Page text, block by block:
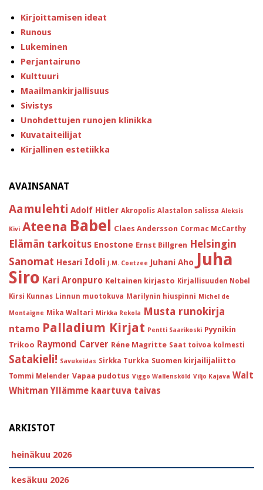
Kirjoittamisen ideat
Runous
Lukeminen
Perjantairuno
Kulttuuri
Maailmankirjallisuus
Sivistys
Unohdettujen runojen klinikka
Kuvataiteilijat
Kirjallinen estetiikka
AVAINSANAT
Aamulehti Adolf Hitler Akropolis Alastalon salissa Aleksis
Kivi Ateena Babel Claes Andersson Cormac McCarthy
Elämän tarkoitus Enostone Ernst Billgren Helsingin
Sanomat Hesari Idoli J.M. Coetzee Juhani Aho Juha
Siro Kari Aronpuro Keltainen kirjasto Kirjallisuuden Nobel
Kirsi Kunnas Linnun muotokuva Marilynin hiuspinni Michel de
Montaigne Mika Waltari Mirkka Rekola Musta runokirja
ntamo Palladium Kirjat Pentti Saarikoski Pyynikin
Trikoo Raymond Carver Réne Magritte Saat toivoa kolmesti
Satakieli! Savukeidas Sirkka Turkka Suomen kirjailijaliitto
Tommi Melender Vapaa pudotus Viggo Wallensköld Viljo Kajava Walt
Whitman Yllämme kaartuva taivas
ARKISTOT
heinäkuu 2026
kesäkuu 2026